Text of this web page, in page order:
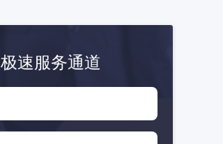
极速服务通道